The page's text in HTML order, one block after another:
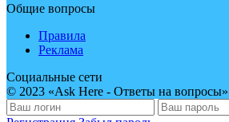
Общие вопросы
Правила
Реклама
Социальные сети
© 2023 «Ask Here - Ответы на вопросы»